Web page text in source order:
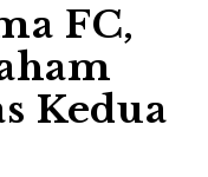
FC,
Kedua